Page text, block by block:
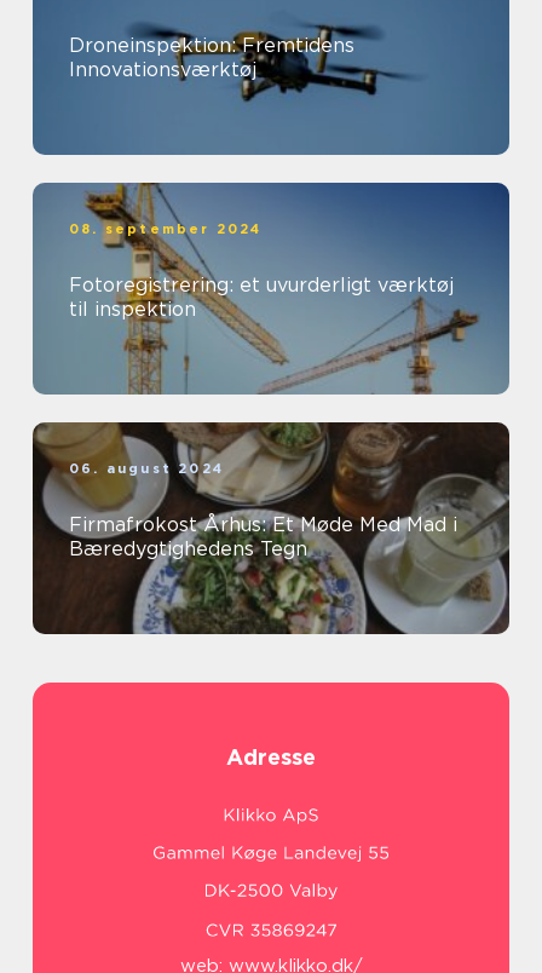
Droneinspektion: Fremtidens
Innovationsværktøj
08. september 2024
Fotoregistrering: et uvurderligt værktøj
til inspektion
06. august 2024
Firmafrokost Århus: Et Møde Med Mad i
Bæredygtighedens Tegn
Adresse
web: www.klikko.dk/